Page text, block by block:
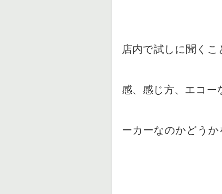
店内で試しに聞く
感、感じ方、エコ
ーカーなのかどう